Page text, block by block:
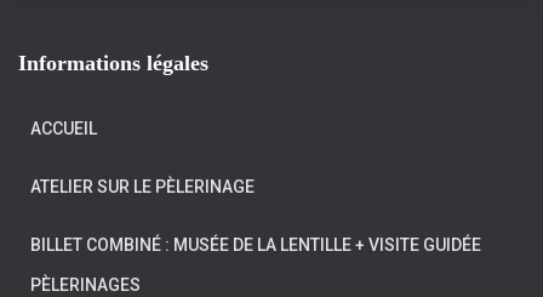
Informations légales
ACCUEIL
ATELIER SUR LE PÈLERINAGE
BILLET COMBINÉ : MUSÉE DE LA LENTILLE + VISITE GUIDÉE
PÈLERINAGES